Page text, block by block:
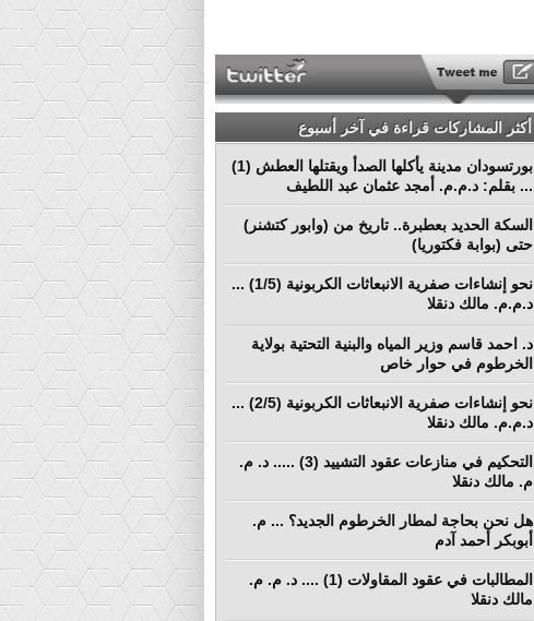
أكثر المشاركات قراءة في آخر أسبوع
بورتسودان مدينة يأكلها الصدأ ويقتلها العطش (1)
... بقلم: د.م.م. أمجد عثمان عبد اللطيف
السكة الحديد بعطبرة.. تاريخ من (وابور كتشنر)
حتى (بوابة فكتوريا)
نحو إنشاءات صفرية الانبعاثات الكربونية (1/5) ...
د.م.م. مالك دنقلا
د. احمد قاسم وزير المياه والبنية التحتية بولاية
الخرطوم في حوار خاص
نحو إنشاءات صفرية الانبعاثات الكربونية (2/5) ...
د.م.م. مالك دنقلا
التحكيم في منازعات عقود التشييد (3) ..... د. م.
م. مالك دنقلا
هل نحن بحاجة لمطار الخرطوم الجديد؟ ... م.
أبوبكر أحمد آدم
المطالبات في عقود المقاولات (1) .... د. م. م.
مالك دنقلا